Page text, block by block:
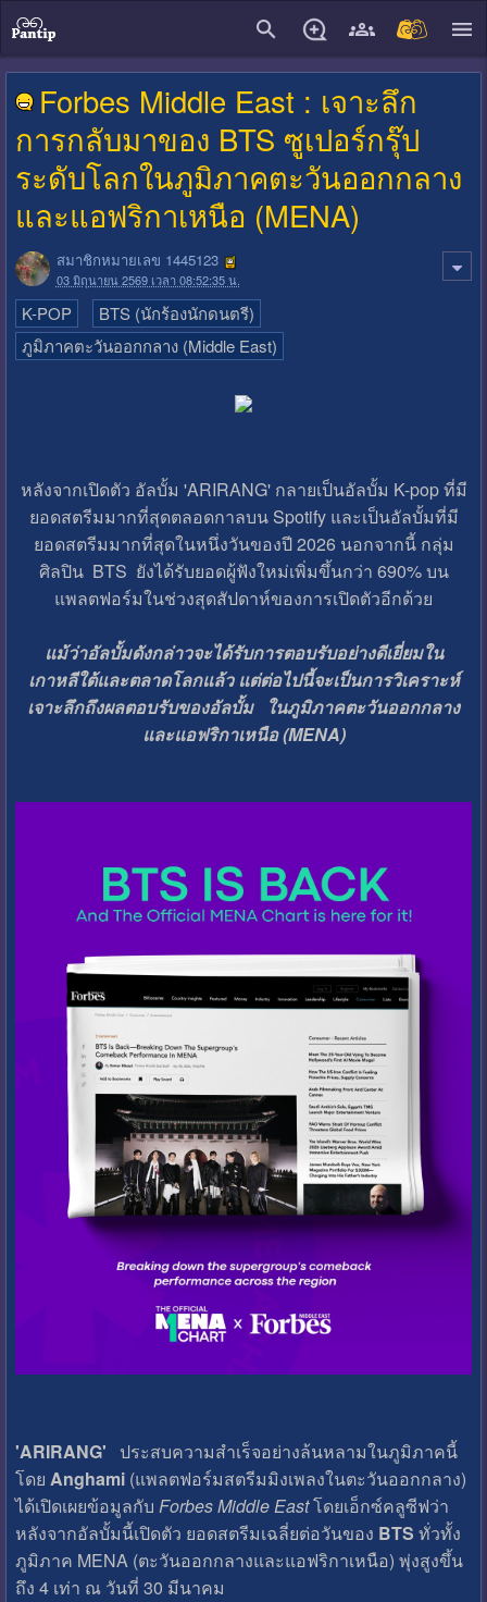
Forbes Middle East : เจาะลึก
การกลับมาของ BTS ซูเปอร์กรุ๊ป
ระดับโลกในภูมิภาคตะวันออกกลาง
และแอฟริกาเหนือ (MENA)
สมาชิกหมายเลข 1445123
03 มิถุนายน 2569 เวลา 08:52:35 น.
K-POP
BTS (นักร้องนักดนตรี)
ภูมิภาคตะวันออกกลาง (Middle East)
หลังจากเปิดตัว อัลบั้ม 'ARIRANG' กลายเป็นอัลบั้ม K-pop ที่มี
ยอดสตรีมมากที่สุดตลอดกาลบน Spotify และเป็นอัลบั้มที่มี
ยอดสตรีมมากที่สุดในหนึ่งวันของปี 2026 นอกจากนี้ กลุ่ม
ศิลปิน BTS ยังได้รับยอดผู้ฟังใหม่เพิ่มขึ้นกว่า 690% บน
แพลตฟอร์มในช่วงสุดสัปดาห์ของการเปิดตัวอีกด้วย
แม้ว่าอัลบั้มดังกล่าวจะได้รับการตอบรับอย่างดีเยี่ยมใน
เกาหลีใต้และตลาดโลกแล้ว แต่ต่อไปนี้จะเป็นการวิเคราะห์
เจาะลึกถึงผลตอบรับของอัลบั้ม ในภูมิภาคตะวันออกกลาง
และแอฟริกาเหนือ (MENA)
'ARIRANG' ประสบความสำเร็จอย่างล้นหลามในภูมิภาคนี้
โดย Anghami(แพลตฟอร์มสตรีมมิงเพลงในตะวันออกกลาง)
ได้เปิดเผยข้อมูลกับ Forbes Middle Eastโดยเอ็กซ์คลูซีฟว่า
หลังจากอัลบั้มนี้เปิดตัว ยอดสตรีมเฉลี่ยต่อวันของ BTS ทั่วทั้ง
ภูมิภาค MENA (ตะวันออกกลางและแอฟริกาเหนือ) พุ่งสูงขึ้น
ถึง 4 เท่า ณ วันที่ 30 มีนาคม
close